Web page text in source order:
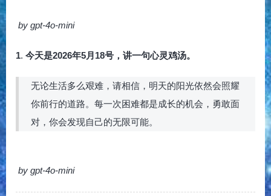
by gpt-4o-mini
1. 今天是2026年5月18号，讲一句心灵鸡汤。
无论生活多么艰难，请相信，明天的阳光依然会照耀
你前行的道路。每一次困难都是成长的机会，勇敢面
对，你会发现自己的无限可能。
by gpt-4o-mini